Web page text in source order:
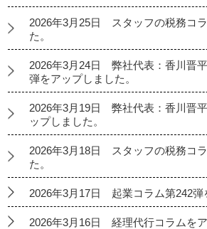
2026年3月25日 スタッフの税務コ
た。
2026年3月24日 弊社代表：香川晋
弾をアップしました。
2026年3月19日 弊社代表：香川晋
ップしました。
2026年3月18日 スタッフの税務コ
た。
2026年3月17日 起業コラム第242弾
2026年3月16日 経理代行コラムをア